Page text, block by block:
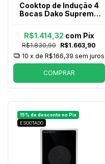
Cooktop de Indução 4
Bocas Dako Supreme
R$1.830,90 R$1.663,90
R$1.414,32 com Pix
10 x de R$166,39 sem juros
COMPRAR
ESGOTADO